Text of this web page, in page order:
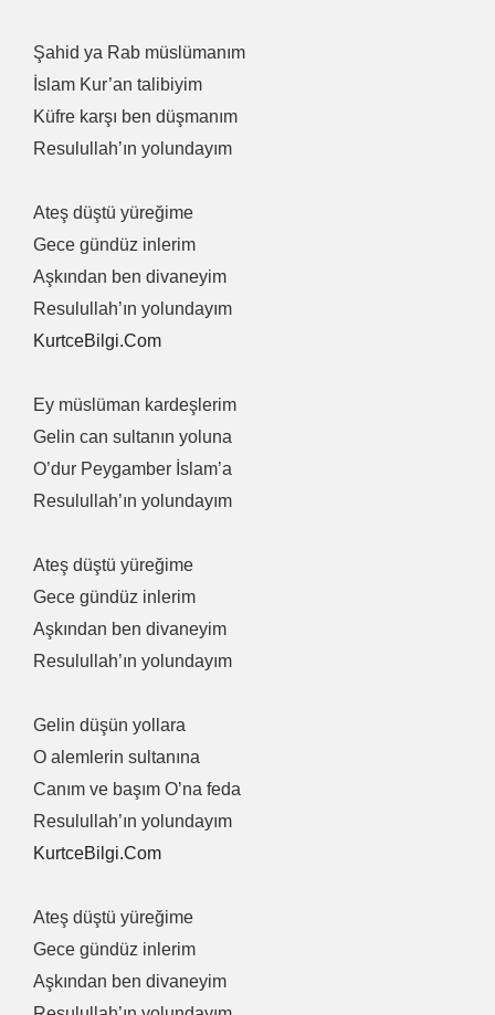
Şahid ya Rab müslümanım
İslam Kur’an talibiyim
Küfre karşı ben düşmanım
Resulullah’ın yolundayım
Ateş düştü yüreğime
Gece gündüz inlerim
Aşkından ben divaneyim
Resulullah’ın yolundayım
KurtceBilgi.Com
Ey müslüman kardeşlerim
Gelin can sultanın yoluna
O’dur Peygamber İslam’a
Resulullah’ın yolundayım
Ateş düştü yüreğime
Gece gündüz inlerim
Aşkından ben divaneyim
Resulullah’ın yolundayım
Gelin düşün yollara
O alemlerin sultanına
Canım ve başım O’na feda
Resulullah’ın yolundayım
KurtceBilgi.Com
Ateş düştü yüreğime
Gece gündüz inlerim
Aşkından ben divaneyim